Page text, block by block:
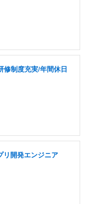
修制度充実/年間休日
リ開発エンジニア